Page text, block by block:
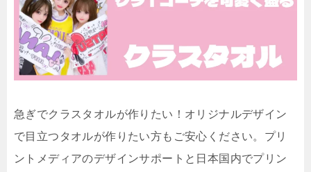
急ぎでクラスタオルが作りたい！オリジナルデザイン
で目立つタオルが作りたい方もご安心ください。プリ
ントメディアのデザインサポートと日本国内でプリン